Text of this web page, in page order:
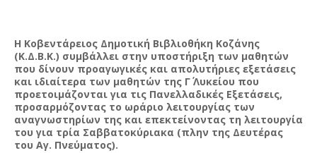
Η Κοβεντάρειος Δημοτική Βιβλιοθήκη Κοζάνης
(Κ.Δ.Β.Κ.) συμβάλλει στην υποστήριξη των μαθητών
που δίνουν προαγωγικές και απολυτήριες εξετάσεις
και ιδιαίτερα των μαθητών της Γ΄ Λυκείου που
προετοιμάζονται για τις Πανελλαδικές Εξετάσεις,
προσαρμόζοντας το ωράριο λειτουργίας των
αναγνωστηρίων της και επεκτείνοντας τη λειτουργία
του για τρία Σαββατοκύριακα (πλην της Δευτέρας
του Αγ. Πνεύματος).